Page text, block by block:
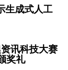
生成式人工
讯科技大赛
奖礼